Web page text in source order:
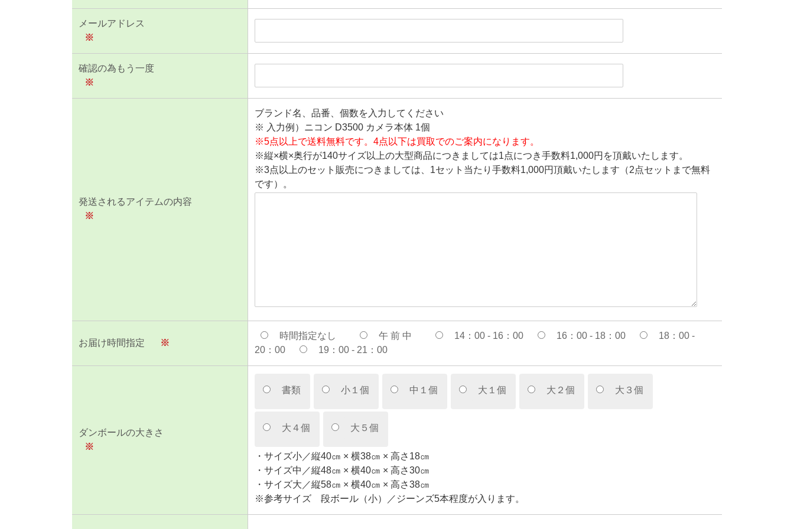
メールアドレス
※
確認の為もう一度
※
発送されるアイテムの内容
※
ブランド名、品番、個数を入力してください
※ 入力例）ニコン D3500 カメラ本体 1個
※5点以上で送料無料です。4点以下は買取でのご案内になります。
※縦×横×奥行が140サイズ以上の大型商品につきましては1点につき手数料1,000円を頂戴いたします。
※3点以上のセット販売につきましては、1セット当たり手数料1,000円頂戴いたします（2点セットまで無料
です）。
お届け時間指定 ※
時間指定なし 午 前 中 14：00 - 16：00 16：00 - 18：00
18：00 -
20：00
19：00 - 21：00
ダンボールの大きさ
※
書類 小１個 中１個 大１個 大２個 大３個
大４個 大５個
・サイズ小／縦40㎝ × 横38㎝ × 高さ18㎝
・サイズ中／縦48㎝ × 横40㎝ × 高さ30㎝
・サイズ大／縦58㎝ × 横40㎝ × 高さ38㎝
※参考サイズ 段ボール（小）／ジーンズ5本程度が入ります。